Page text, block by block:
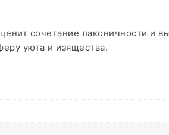
сочетание лаконичности и
уюта и изящества.